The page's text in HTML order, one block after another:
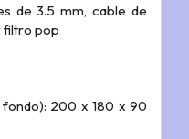
de 3.5 mm, cable de
filtro pop
200 x 180 x 90